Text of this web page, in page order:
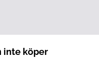
inte köper